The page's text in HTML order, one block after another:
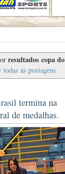
resultados copa do
as postagens
termina na
de medalhas.